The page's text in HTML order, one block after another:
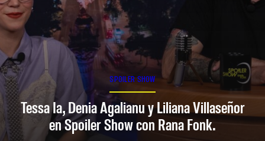
SPOILER SHOW
Tessa Ia, Denia Agalianu y Liliana Villaseñor
en Spoiler Show con Rana Fonk.